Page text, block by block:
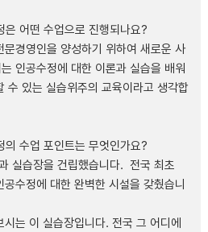
어떤 수업으로 진행되나요?
경영인을 양성하기 위하여 새로운 사
인공수정에 대한 이론과 실습을 배워
수 있는 실습위주의 교육이라고 생각합
수업 포인트는 무엇인가요?
실습장을 건립했습니다. 전국 최초
수정에 대한 완벽한 시설을 갖췄습니
는 이 실습장입니다. 전국 그 어디에